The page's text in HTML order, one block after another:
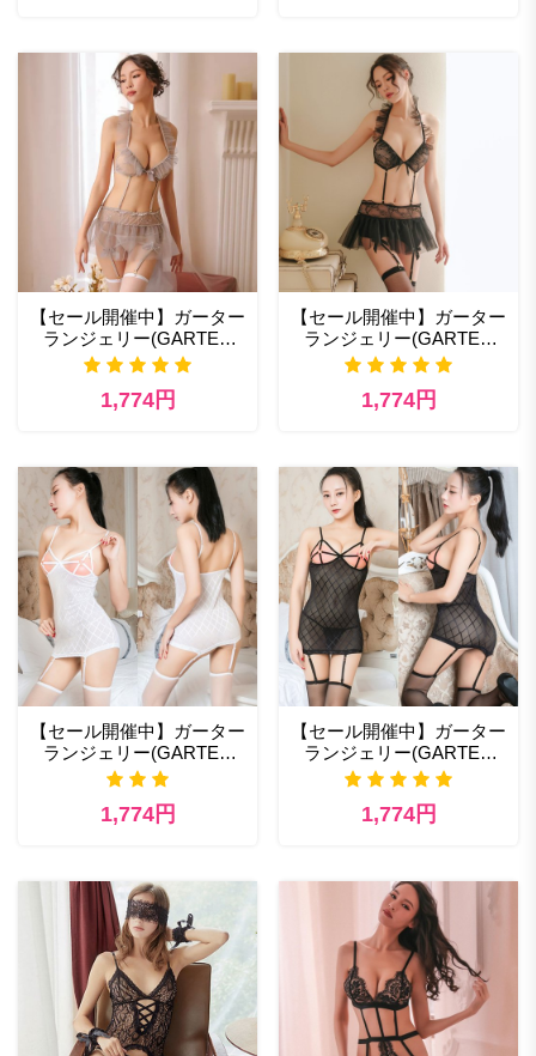
【セール開催中】ガーター
ランジェリー(GARTER
LINGERIE) 409gl-1 エロ下
1,774円
【セール開催中】ガーター
ランジェリー(GARTER
LINGERIE) 409bk ランジ
1,774円
【セール開催中】ガーター
ランジェリー(GARTER
LINGERIE) 322wt エロ セ
1,774円
【セール開催中】ガーター
ランジェリー(GARTER
LINGERIE) 322bk エロ い
1,774円